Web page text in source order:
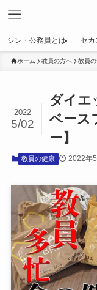
シン・公務員とは セカ
ホーム 教員の方へ 教員
ダイエ
ベース
ー】
2022
5/02
教員の健康 2022年